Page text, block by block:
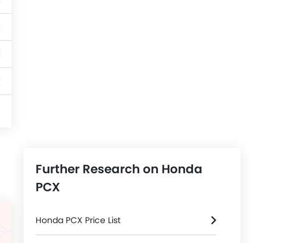
Further Research on Honda
PCX
Honda PCX Price List